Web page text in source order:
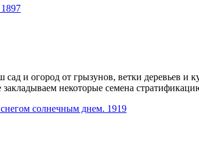
и огород от грызунов, ветки деревьев и
некоторые семена